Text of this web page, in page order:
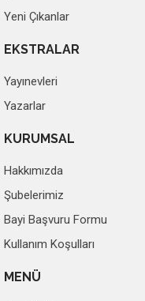
Yeni Çıkanlar
EKSTRALAR
Yayınevleri
Yazarlar
KURUMSAL
Hakkımızda
Şubelerimiz
Bayi Başvuru Formu
Kullanım Koşulları
MENÜ